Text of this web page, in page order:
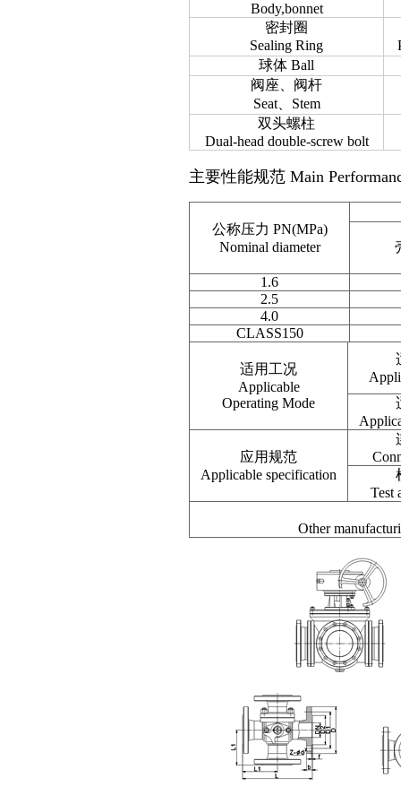
Body,bonnet
密封圈
Sealing Ring
球体 Ball
阀座、阀杆
Seat、Stem
双头螺柱
Dual-head double-screw bolt
主要性能规范 Main
公称压力 PN(MPa)
Nominal diameter
1.6
2.5
4.0
CLASS150
适用工况
Applicable
Operating Mode
应用规范
Applicable specification
Test
Other